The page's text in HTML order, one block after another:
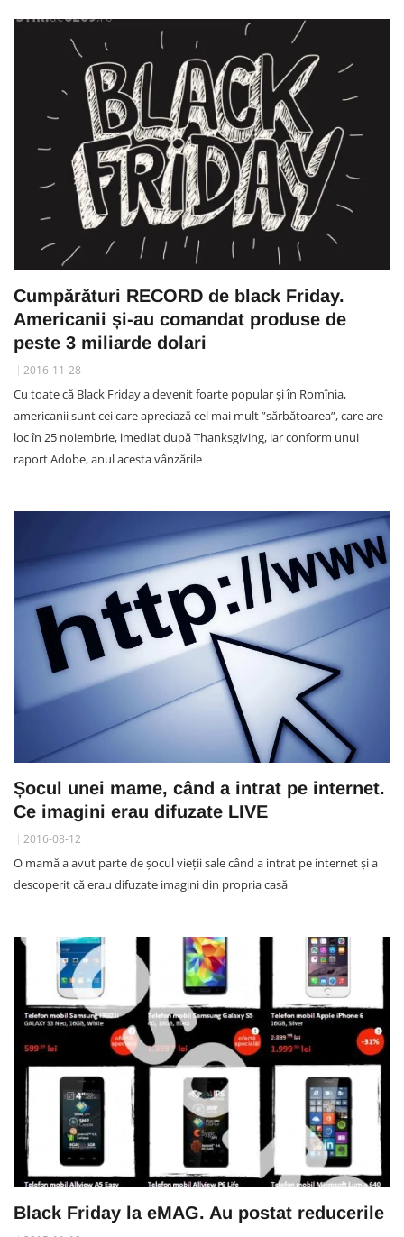
Cumpărături RECORD de black Friday.
Americanii și-au comandat produse de
peste 3 miliarde dolari
2016-11-28
Cu toate că Black Friday a devenit foarte popular și în Romînia,
americanii sunt cei care apreciază cel mai mult ”sărbătoarea”, care are
loc în 25 noiembrie, imediat după Thanksgiving, iar conform unui
raport Adobe, anul acesta vânzările
Șocul unei mame, când a intrat pe internet.
Ce imagini erau difuzate LIVE
2016-08-12
O mamă a avut parte de șocul vieții sale când a intrat pe internet și a
descoperit că erau difuzate imagini din propria casă
Black Friday la eMAG. Au postat reducerile